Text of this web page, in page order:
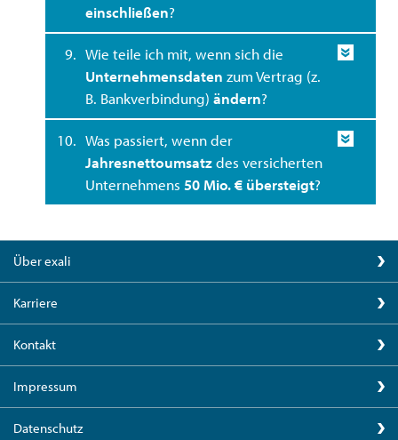
einschließen?
9. Wie teile ich mit, wenn sich die
Unternehmensdaten zum Vertrag (z.
B. Bankverbindung)ändern?
10. Was passiert, wenn der
Jahresnettoumsatzdes versicherten
Unternehmens50 Mio. € übersteigt?
Über exali
Karriere
Kontakt
Impressum
Datenschutz